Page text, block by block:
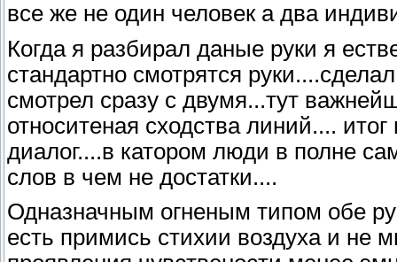
все же не один человек а два
Когда я разбирал даные руки я
стандартно смотрятся
смотрел сразу с двумя...тут
относитеная сходства линий....
диалог....в катором люди в полне
слов в чем не достатки....
Одназначным огненым типом обе
есть примись стихии воздуха и не